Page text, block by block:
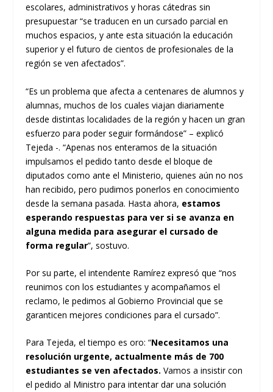
escolares, administrativos y horas cátedras sin
presupuestar “se traducen en un cursado parcial en
muchos espacios, y ante esta situación la educación
superior y el futuro de cientos de profesionales de la
región se ven afectados”.
“Es un problema que afecta a centenares de alumnos y
alumnas, muchos de los cuales viajan diariamente
desde distintas localidades de la región y hacen un gran
esfuerzo para poder seguir formándose” – explicó
Tejeda -. “Apenas nos enteramos de la situación
impulsamos el pedido tanto desde el bloque de
diputados como ante el Ministerio, quienes aún no nos
han recibido, pero pudimos ponerlos en conocimiento
desde la semana pasada. Hasta ahora, estamos
esperando respuestas para ver si se avanza en
alguna medida para asegurar el cursado de
forma regular”, sostuvo.
Por su parte, el intendente Ramírez expresó que “nos
reunimos con los estudiantes y acompañamos el
reclamo, le pedimos al Gobierno Provincial que se
garanticen mejores condiciones para el cursado”.
Para Tejeda, el tiempo es oro: “Necesitamos una
resolución urgente, actualmente más de 700
estudiantes se ven afectados. Vamos a insistir con
el pedido al Ministro para intentar dar una solución